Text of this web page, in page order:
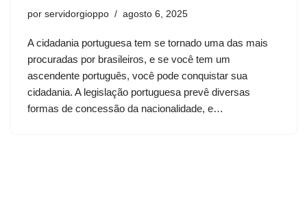
por servidorgioppo agosto 6, 2025
A cidadania portuguesa tem se tornado uma das mais
procuradas por brasileiros, e se você tem um
ascendente português, você pode conquistar sua
cidadania. A legislação portuguesa prevê diversas
formas de concessão da nacionalidade, e…